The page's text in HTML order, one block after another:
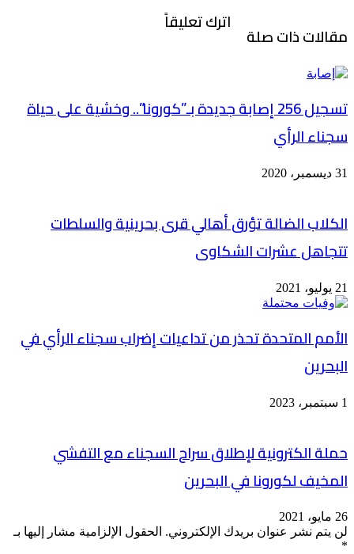
مقالات ذات صلة
تسجيل 256 إصابة جديدة بـ”كورونا”.. وخشية على حياة
سجناء الرأي
31 ديسمبر، 2020
الكلاب الضالة تؤرق أهالي قرى بحرينية والسلطات
تتجاهل عشرات الشكاوى
21 يوليو، 2021
الأمم المتحدة تحذر من تداعيات إضراب سجناء الرأي في
البحرين
1 سبتمبر، 2023
حملة الكترونية لإطلاق سراح السجناء مع التفشي
المخيف لكورونا في البحرين
26 مايو، 2021
اترك تعليقاً
لن يتم نشر عنوان بريدك الإلكتروني. الحقول الإلزامية مشار إليها بـ
*